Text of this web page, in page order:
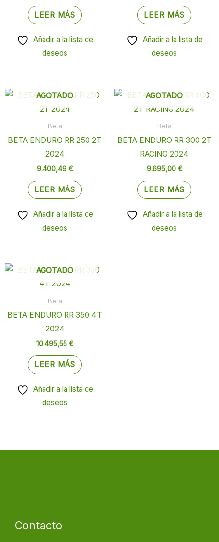
LEER MÁS
Añadir a la lista de
deseos
LEER MÁS
Añadir a la lista de
deseos
AGOTADO
Beta
BETA ENDURO RR 250 2T
2024
9.400,49 €
LEER MÁS
Añadir a la lista de
deseos
AGOTADO
Beta
BETA ENDURO RR 300 2T
RACING 2024
9.695,00 €
LEER MÁS
Añadir a la lista de
deseos
AGOTADO
Beta
BETA ENDURO RR 350 4T
2024
10.495,55 €
LEER MÁS
Añadir a la lista de
deseos
Contacto